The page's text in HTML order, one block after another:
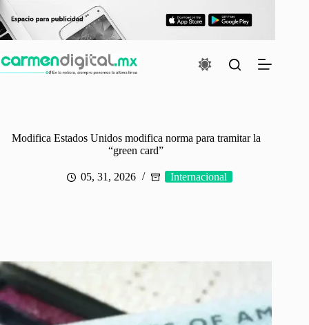
Saltar
al
contenido
Modifica Estados Unidos modifica norma para tramitar la
“green card”
05, 31, 2026 Internacional